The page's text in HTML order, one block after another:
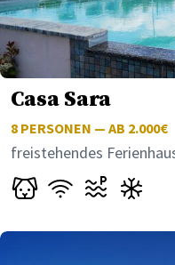
Casa Sara
8 PERSONEN — AB 2.000€
freistehendes